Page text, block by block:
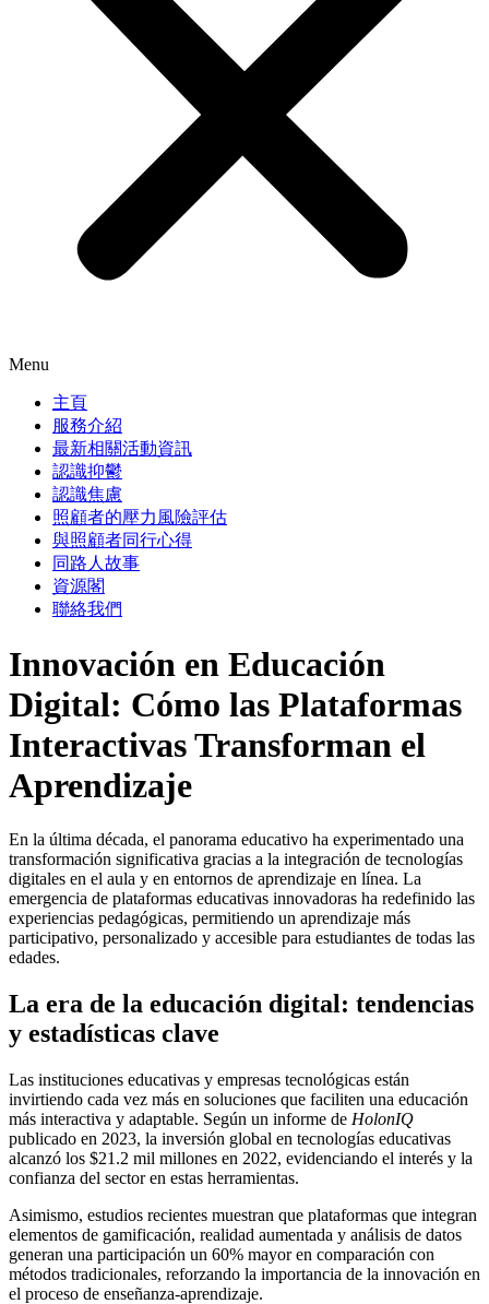
Menu
主頁
服務介紹
最新相關活動資訊
認識抑鬱
認識焦慮
照顧者的壓力風險評估
與照顧者同行心得
同路人故事
資源閣
聯絡我們
Innovación en Educación
Digital: Cómo las Plataformas
Interactivas Transforman el
Aprendizaje
En la última década, el panorama educativo ha experimentado una
transformación significativa gracias a la integración de tecnologías
digitales en el aula y en entornos de aprendizaje en línea. La
emergencia de plataformas educativas innovadoras ha redefinido las
experiencias pedagógicas, permitiendo un aprendizaje más
participativo, personalizado y accesible para estudiantes de todas las
edades.
La era de la educación digital: tendencias
y estadísticas clave
Las instituciones educativas y empresas tecnológicas están
invirtiendo cada vez más en soluciones que faciliten una educación
más interactiva y adaptable. Según un informe de HolonIQ
publicado en 2023, la inversión global en tecnologías educativas
alcanzó los $21.2 mil millones en 2022, evidenciando el interés y la
confianza del sector en estas herramientas.
Asimismo, estudios recientes muestran que plataformas que integran
elementos de gamificación, realidad aumentada y análisis de datos
generan una participación un 60% mayor en comparación con
métodos tradicionales, reforzando la importancia de la innovación en
el proceso de enseñanza-aprendizaje.